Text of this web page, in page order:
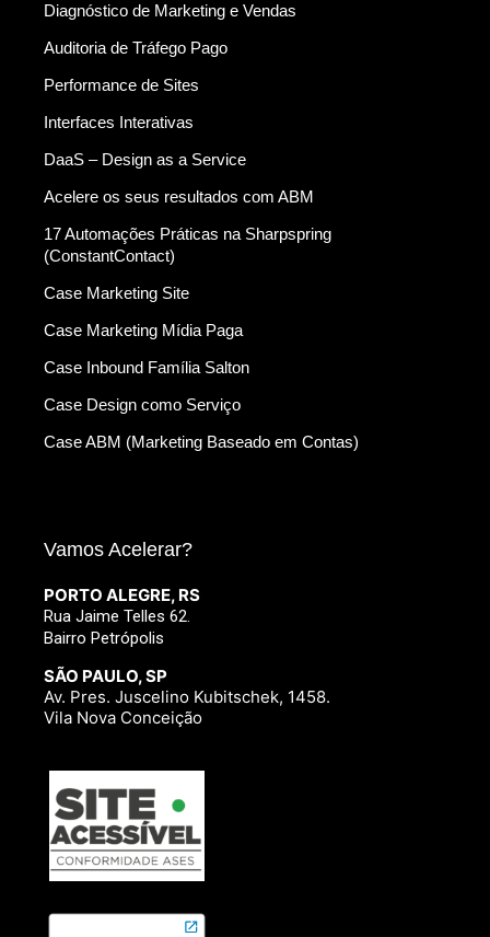
Diagnóstico de Marketing e Vendas
Auditoria de Tráfego Pago
Performance de Sites
Interfaces Interativas
DaaS – Design as a Service
Acelere os seus resultados com ABM
17 Automações Práticas na Sharpspring
(ConstantContact)
Case Marketing Site
Case Marketing Mídia Paga
Case Inbound Família Salton
Case Design como Serviço
Case ABM (Marketing Baseado em Contas)
Vamos Acelerar?
PORTO ALEGRE, RS
Rua Jaime Telles 62.
Bairro Petrópolis
SÃO PAULO, SP
Av. Pres. Juscelino Kubitschek, 1458.
Vila Nova Conceição